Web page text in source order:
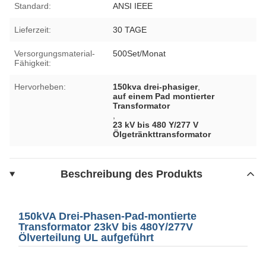
Standard: ANSI IEEE
Lieferzeit: 30 TAGE
Versorgungsmaterial-
Fähigkeit:
500Set/Monat
Hervorheben: 150kva drei-phasiger,
auf einem Pad montierter
Transformator
23 kV bis 480 Y/277 V
Ölgetränkttransformator
Beschreibung des Produkts
150kVA Drei-Phasen-Pad-montierte
Transformator 23kV bis 480Y/277V
Ölverteilung UL aufgeführt